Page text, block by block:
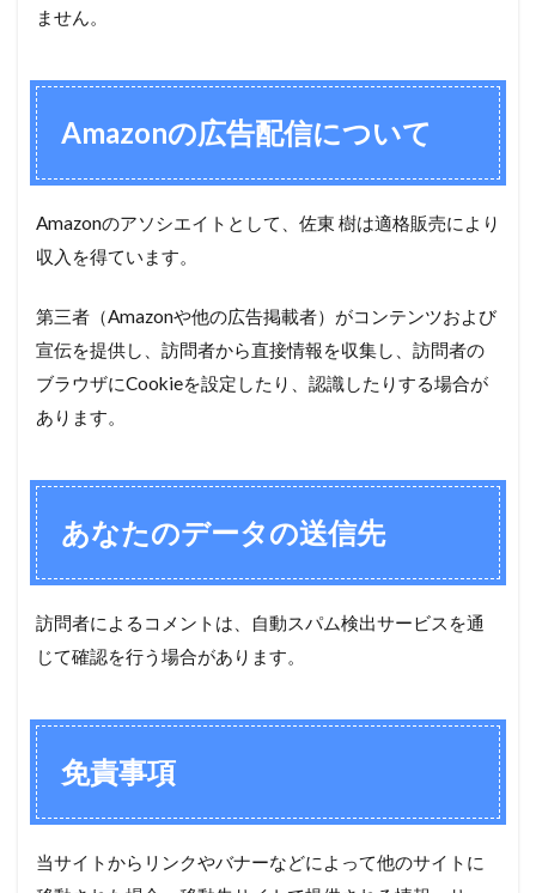
ません。
Amazonの広告配信について
Amazonのアソシエイトとして、佐東 樹は適格販売により
収入を得ています。
第三者（Amazonや他の広告掲載者）がコンテンツおよび
宣伝を提供し、訪問者から直接情報を収集し、訪問者の
ブラウザにCookieを設定したり、認識したりする場合が
あります。
あなたのデータの送信先
訪問者によるコメントは、自動スパム検出サービスを通
じて確認を行う場合があります。
免責事項
当サイトからリンクやバナーなどによって他のサイトに